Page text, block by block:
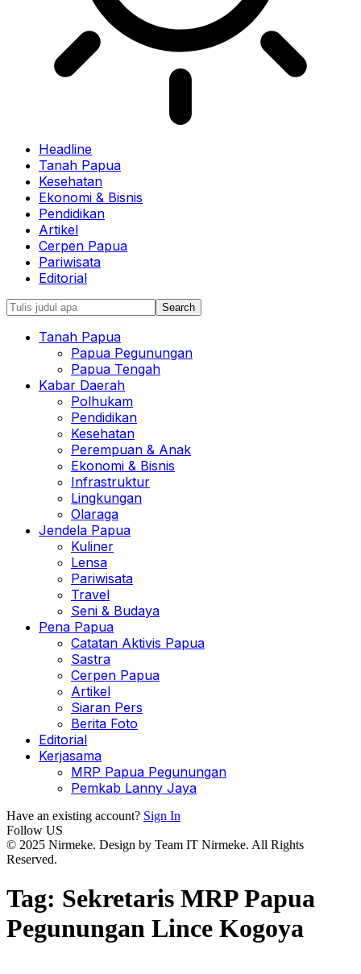
Headline
Tanah Papua
Kesehatan
Ekonomi & Bisnis
Pendidikan
Artikel
Cerpen Papua
Pariwisata
Editorial
Tanah Papua
Papua Pegunungan
Papua Tengah
Kabar Daerah
Polhukam
Pendidikan
Kesehatan
Perempuan & Anak
Ekonomi & Bisnis
Infrastruktur
Lingkungan
Olaraga
Jendela Papua
Kuliner
Lensa
Pariwisata
Travel
Seni & Budaya
Pena Papua
Catatan Aktivis Papua
Sastra
Cerpen Papua
Artikel
Siaran Pers
Berita Foto
Editorial
Kerjasama
MRP Papua Pegunungan
Pemkab Lanny Jaya
Have an existing account? Sign In
Follow US
© 2025 Nirmeke. Design by Team IT Nirmeke. All Rights
Reserved.
Tag: Sekretaris MRP Papua
Pegunungan Lince Kogoya